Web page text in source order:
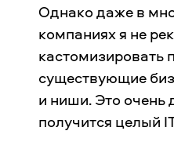
Однако даже в
компаниях я не
кастомизировать
существующие
и ниши. Это очень
получится целый